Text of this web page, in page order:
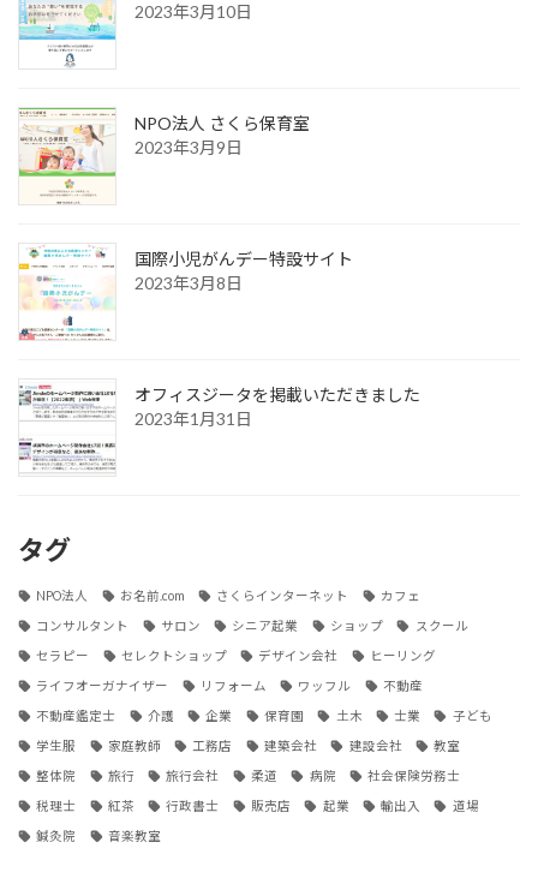
2023年3月10日
NPO法人 さくら保育室
2023年3月9日
国際小児がんデー特設サイト
2023年3月8日
オフィスジータを掲載いただきました
2023年1月31日
タグ
NPO法人 お名前.com さくらインターネット カフェ
コンサルタント サロン シニア起業 ショップ スクール
セラピー セレクトショップ デザイン会社 ヒーリング
ライフオーガナイザー リフォーム ワッフル 不動産
不動産鑑定士 介護 企業 保育園 土木 士業 子ども
学生服 家庭教師 工務店 建築会社 建設会社 教室
整体院 旅行 旅行会社 柔道 病院 社会保険労務士
税理士 紅茶 行政書士 販売店 起業 輸出入 道場
鍼灸院 音楽教室